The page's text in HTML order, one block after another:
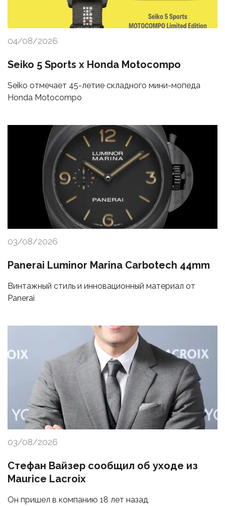
04/08/2026
Seiko 5 Sports x Honda Motocompo
Seiko отмечает 45-летие складного мини-мопеда
Honda Motocompo
03/08/2026
Panerai Luminor Marina Carbotech 44mm
Винтажный стиль и инновационный материал от
Panerai
03/08/2026
Стефан Вайзер сообщил об уходе из
Maurice Lacroix
Он пришел в компанию 18 лет назад